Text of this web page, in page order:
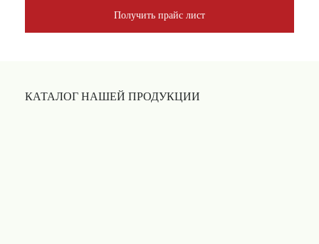
Получить прайс лист
КАТАЛОГ НАШЕЙ ПРОДУКЦИИ